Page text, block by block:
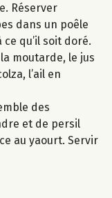
Réserver
dans un poêle
ce qu’il soit doré.
moutarde, le jus
l’ail en
des
et de persil
au yaourt. Servir